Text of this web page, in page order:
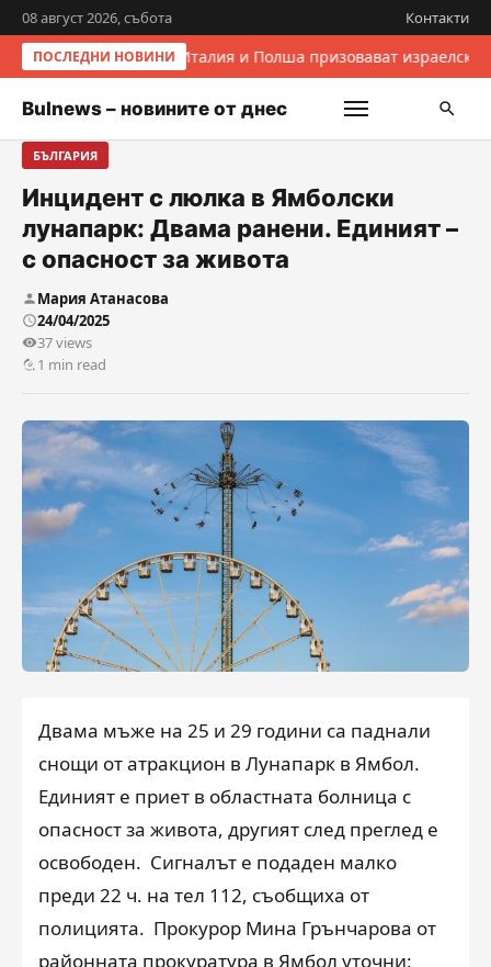
08 август 2026, събота Контакти
ПОСЛЕДНИ НОВИНИ Италия и Полша призовават
Bulnews – новините от днес
БЪЛГАРИЯ
Инцидент с люлка в Ямболски
лунапарк: Двама ранени. Единият –
с опасност за живота
Мария Атанасова
24/04/2025
37 views
1 min read
Двама мъже на 25 и 29 години са паднали
снощи от атракцион в Лунапарк в Ямбол.
Единият е приет в областната болница с
опасност за живота, другият след преглед е
освободен. Сигналът е подаден малко
преди 22 ч. на тел 112, съобщиха от
полицията. Прокурор Мина Грънчарова от
районната прокуратура в Ямбол уточни: